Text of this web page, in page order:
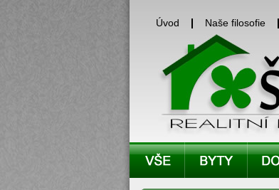
Úvod Naše filosofie